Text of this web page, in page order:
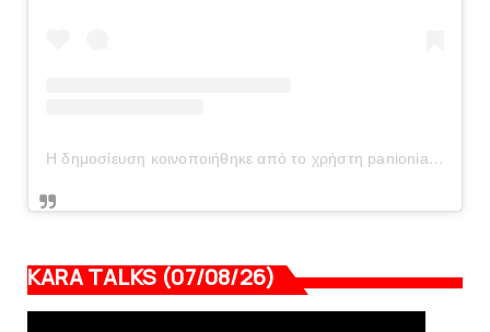
Η δημοσίευση κοινοποιήθηκε από το χρήστη panionianea.gr (@panionianea.gr)
KARA TALKS (07/08/26)